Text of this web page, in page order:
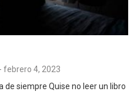
- febrero 4, 2023
de siempre Quise no leer un libro